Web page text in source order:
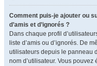
Comment puis-je ajouter ou
d’amis et d’ignorés ?
Dans chaque profil
liste d’amis ou d’ignorés. De
utilisateurs depuis le panneau
nom d’utilisateur. Vous